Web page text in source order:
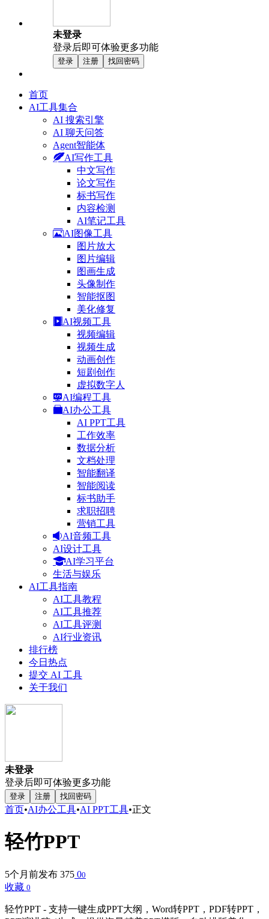
未登录
登录后即可体验更多功能
登录 注册 找回密码
首页
AI工具集合
AI 搜索引擎
AI 聊天问答
Agent智能体
AI写作工具
中文写作
论文写作
标书写作
内容检测
AI笔记工具
AI图像工具
图片放大
图片编辑
图画生成
头像制作
智能抠图
美化修复
AI视频工具
视频编辑
视频生成
动画创作
短剧创作
虚拟数字人
AI编程工具
AI办公工具
AI PPT工具
工作效率
数据分析
文档处理
智能翻译
智能阅读
标书助手
求职招聘
营销工具
AI音频工具
AI设计工具
AI学习平台
生活与娱乐
AI工具指南
AI工具教程
AI工具推荐
AI工具评测
AI行业资讯
排行榜
今日热点
提交 AI 工具
关于我们
未登录
登录后即可体验更多功能
登录 注册 找回密码
首页•AI办公工具•AI PPT工具•正文
轻竹PPT
5个月前发布 375 00
收藏 0
轻竹PPT - 支持一键生成PPT大纲，Word转PPT，PDF转PPT，